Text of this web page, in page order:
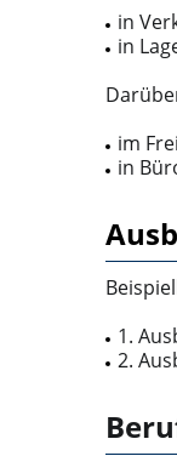
in
in
im
in
1.
2.